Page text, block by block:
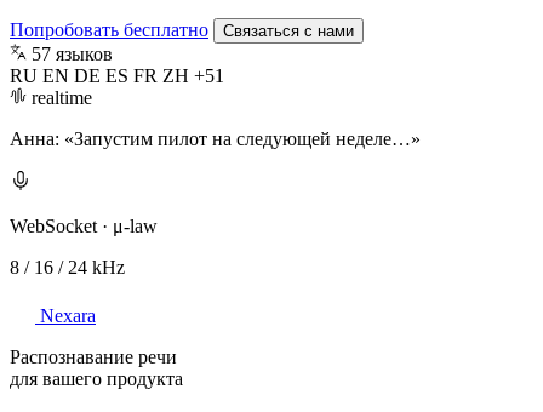
Попробовать бесплатно Связаться с нами
57 языков
RU EN DE ES FR ZH +51
realtime
Анна: «Запустим пилот на следующей неделе…»
WebSocket · μ-law
8 / 16 / 24 kHz
Nexara
Распознавание речи
для вашего продукта